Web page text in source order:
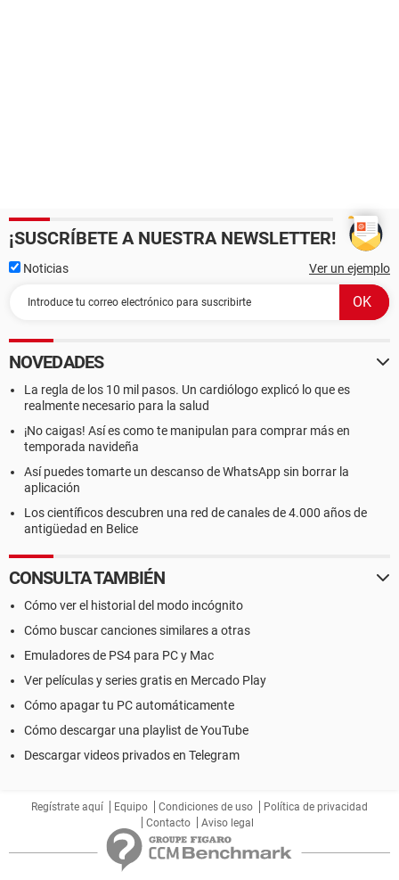
¡SUSCRÍBETE A NUESTRA NEWSLETTER!
Noticias Ver un ejemplo
NOVEDADES
La regla de los 10 mil pasos. Un cardiólogo explicó lo que es
realmente necesario para la salud
¡No caigas! Así es como te manipulan para comprar más en
temporada navideña
Así puedes tomarte un descanso de WhatsApp sin borrar la
aplicación
Los científicos descubren una red de canales de 4.000 años de
antigüedad en Belice
CONSULTA TAMBIÉN
Cómo ver el historial del modo incógnito
Cómo buscar canciones similares a otras
Emuladores de PS4 para PC y Mac
Ver películas y series gratis en Mercado Play
Cómo apagar tu PC automáticamente
Cómo descargar una playlist de YouTube
Descargar videos privados en Telegram
Regístrate aquí Equipo Condiciones de uso
Política de privacidad
Contacto
Aviso legal